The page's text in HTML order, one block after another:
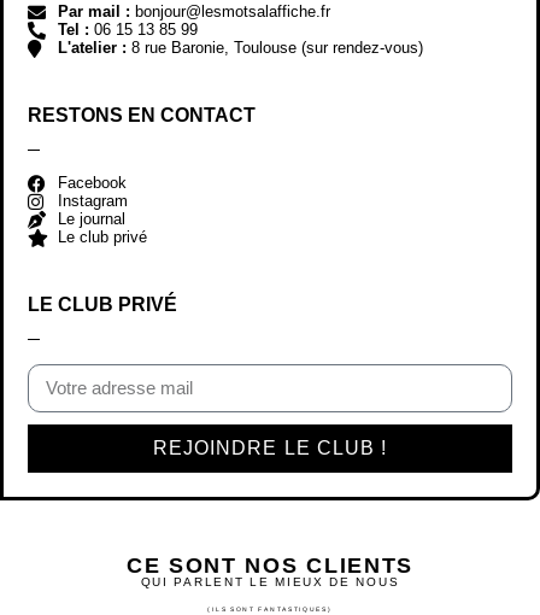
Par mail : bonjour@lesmotsalaffiche.fr
Tel : 06 15 13 85 99
L'atelier : 8 rue Baronie, Toulouse (sur rendez-vous)
RESTONS EN CONTACT
Facebook
Instagram
Le journal
Le club privé
LE CLUB PRIVÉ
REJOINDRE LE CLUB !
CE SONT NOS CLIENTS
QUI PARLENT LE MIEUX DE NOUS
(ILS SONT FANTASTIQUES)